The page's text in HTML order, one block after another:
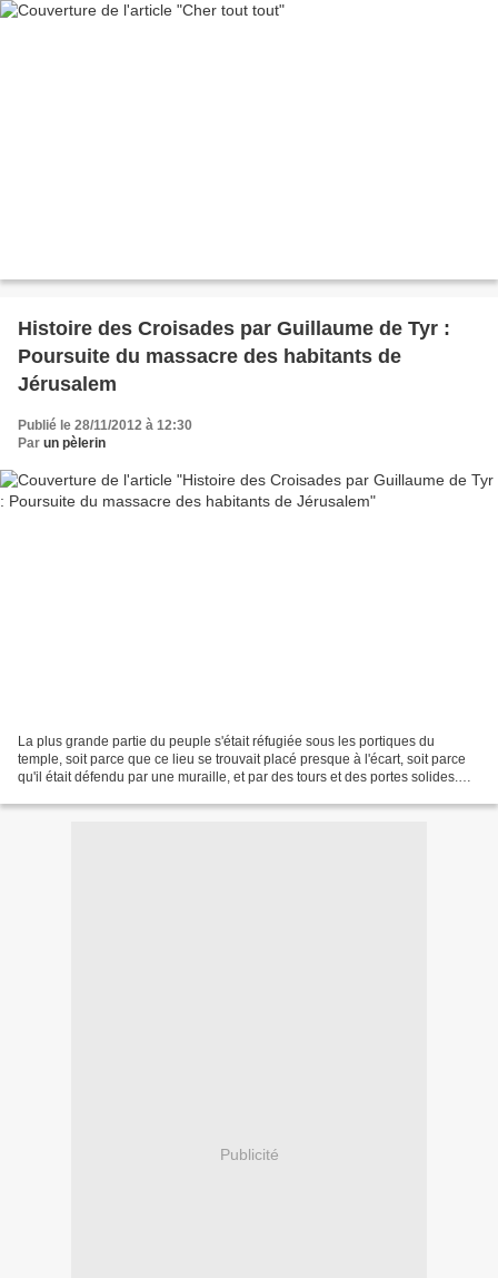
Histoire des Croisades par Guillaume de Tyr :
Poursuite du massacre des habitants de
Jérusalem
Publié le 28/11/2012 à 12:30
Par un pèlerin
La plus grande partie du peuple s'était réfugiée sous les portiques du
temple, soit parce que ce lieu se trouvait placé presque à l'écart, soit parce
qu'il était défendu par une muraille, et par des tours et des portes solides.
Publicité